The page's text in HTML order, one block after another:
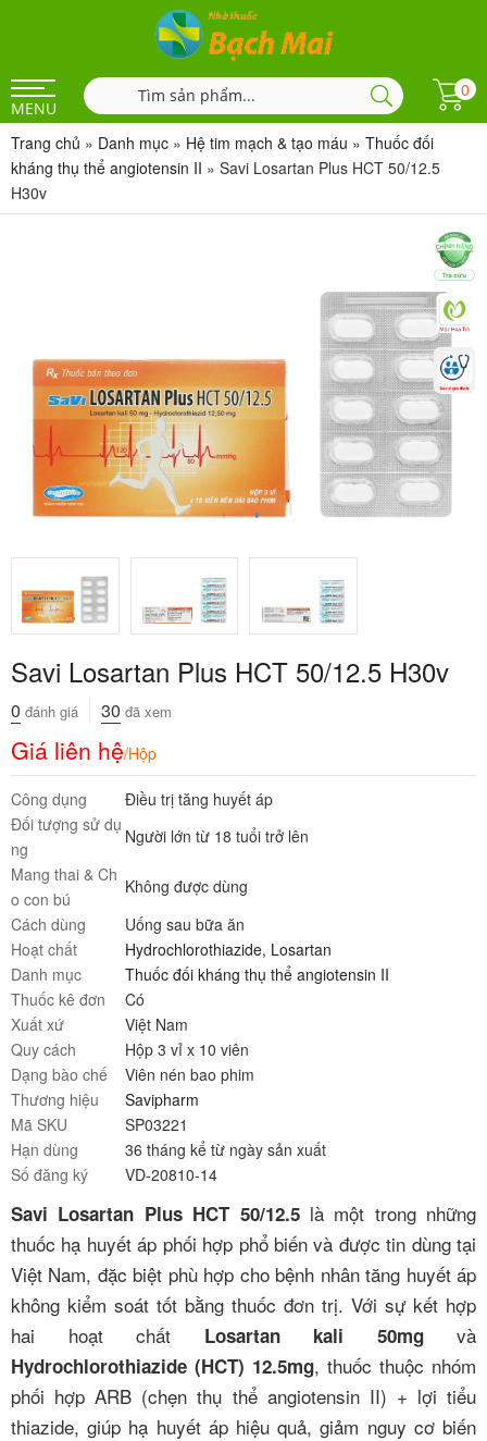
MENU
0
Trang chủ » Danh mục » Hệ tim mạch & tạo máu » Thuốc đối
kháng thụ thể angiotensin II » Savi Losartan Plus HCT 50/12.5
H30v
Savi Losartan Plus HCT 50/12.5 H30v
0 đánh giá 30 đã xem
Giá liên hệ/Hộp
Công dụng
Điều trị tăng huyết áp
Đối tượng sử dụ
ng
Người lớn từ 18 tuổi trở lên
Mang thai & Ch
o con bú
Không được dùng
Cách dùng
Uống sau bữa ăn
Hoạt chất
Hydrochlorothiazide, Losartan
Danh mục
Thuốc đối kháng thụ thể angiotensin II
Thuốc kê đơn
Có
Xuất xứ
Việt Nam
Quy cách
Hộp 3 vỉ x 10 viên
Dạng bào chế
Viên nén bao phim
Thương hiệu
Savipharm
Mã SKU
SP03221
Hạn dùng
36 tháng kể từ ngày sản xuất
Số đăng ký
VD-20810-14
Savi Losartan Plus HCT 50/12.5là một trong những
thuốc hạ huyết áp phối hợp phổ biến và được tin dùng tại
Việt Nam, đặc biệt phù hợp cho bệnh nhân tăng huyết áp
không kiểm soát tốt bằng thuốc đơn trị. Với sự kết hợp
hai hoạt chất Losartan kali 50mgvà
Hydrochlorothiazide (HCT) 12.5mg, thuốc thuộc nhóm
phối hợp ARB (chẹn thụ thể angiotensin II) + lợi tiểu
thiazide, giúp hạ huyết áp hiệu quả, giảm nguy cơ biến